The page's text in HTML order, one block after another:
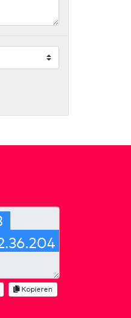
Kopieren